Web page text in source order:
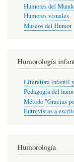
Humores del
Humores visuales
Museos del Humor
Humorología
Literatura infantil
Pedagogía del
Método "Gracias
Entrevistas a
Humorología